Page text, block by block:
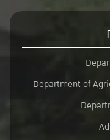
Department of